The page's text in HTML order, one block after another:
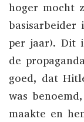
hoger mocht
basisarbeider
per jaar). Dit
de
goed, dat
was
maakte en